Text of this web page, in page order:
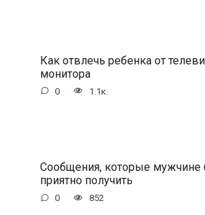
Как отвлечь ребенка от
монитора
0 1.1к.
Сообщения, которые мужчине
приятно получить
0 852